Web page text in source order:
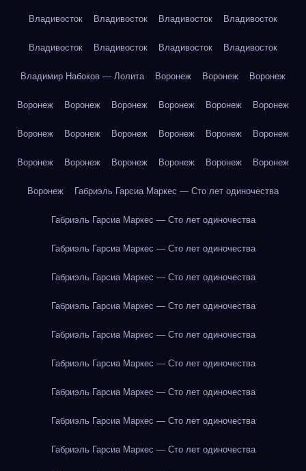
Владивосток Владивосток Владивосток Владивосток
Владивосток Владивосток Владивосток Владивосток
Владимир Набоков — Лолита Воронеж Воронеж Воронеж
Воронеж Воронеж Воронеж Воронеж Воронеж Воронеж
Воронеж Воронеж Воронеж Воронеж Воронеж Воронеж
Воронеж Воронеж Воронеж Воронеж Воронеж Воронеж
Воронеж Габриэль Гарсиа Маркес — Сто лет одиночества
Габриэль Гарсиа Маркес — Сто лет одиночества
Габриэль Гарсиа Маркес — Сто лет одиночества
Габриэль Гарсиа Маркес — Сто лет одиночества
Габриэль Гарсиа Маркес — Сто лет одиночества
Габриэль Гарсиа Маркес — Сто лет одиночества
Габриэль Гарсиа Маркес — Сто лет одиночества
Габриэль Гарсиа Маркес — Сто лет одиночества
Габриэль Гарсиа Маркес — Сто лет одиночества
Габриэль Гарсиа Маркес — Сто лет одиночества